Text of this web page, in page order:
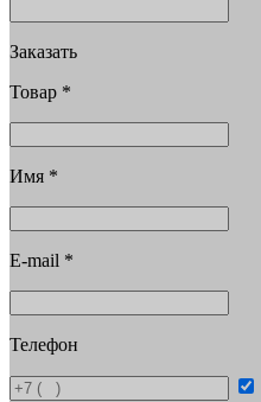
Заказать
Товар *
Имя *
E-mail *
Телефон